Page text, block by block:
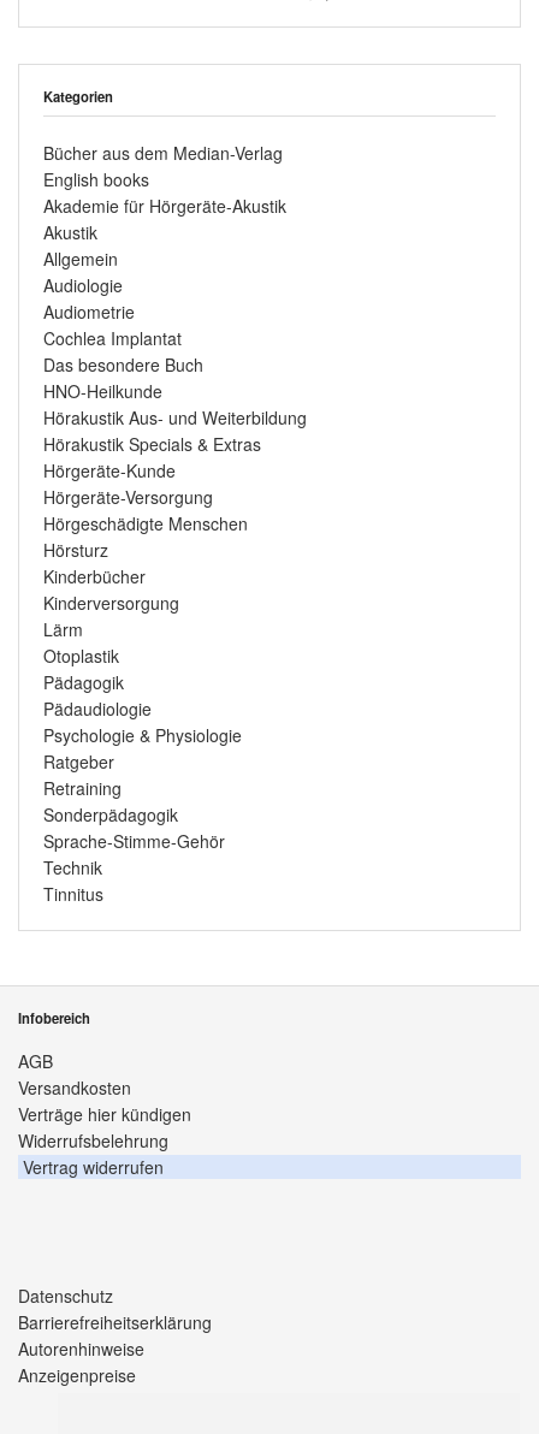
Kategorien
Bücher aus dem Median-Verlag
English books
Akademie für Hörgeräte-Akustik
Akustik
Allgemein
Audiologie
Audiometrie
Cochlea Implantat
Das besondere Buch
HNO-Heilkunde
Hörakustik Aus- und Weiterbildung
Hörakustik Specials & Extras
Hörgeräte-Kunde
Hörgeräte-Versorgung
Hörgeschädigte Menschen
Hörsturz
Kinderbücher
Kinderversorgung
Lärm
Otoplastik
Pädagogik
Pädaudiologie
Psychologie & Physiologie
Ratgeber
Retraining
Sonderpädagogik
Sprache-Stimme-Gehör
Technik
Tinnitus
Infobereich
AGB
Versandkosten
Verträge hier kündigen
Widerrufsbelehrung
Vertrag widerrufen
Datenschutz
Barrierefreiheitserklärung
Autorenhinweise
Anzeigenpreise